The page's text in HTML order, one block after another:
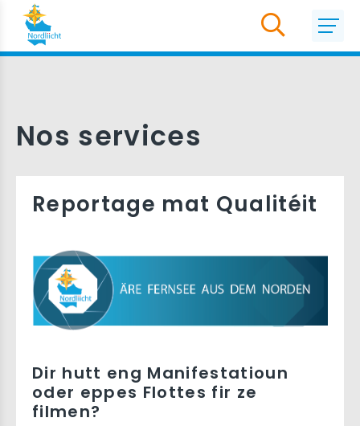
Nos services
Reportage mat Qualitéit
Dir hutt eng Manifestatioun
oder eppes Flottes fir ze
filmen?